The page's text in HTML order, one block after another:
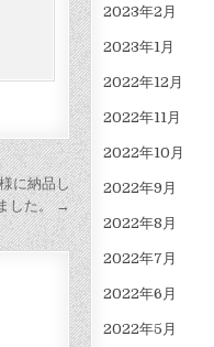
に納品し
した。 →
2023年2月
2023年1月
2022年12月
2022年11月
2022年10月
2022年9月
2022年8月
2022年7月
2022年6月
2022年5月